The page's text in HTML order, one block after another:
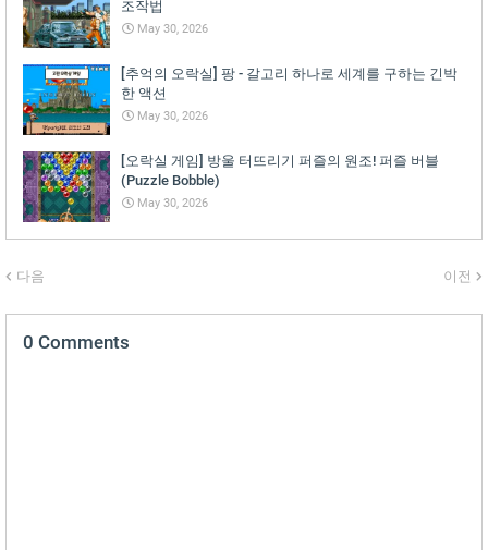
조작법
May 30, 2026
[추억의 오락실] 팡 - 갈고리 하나로 세계를 구하는 긴박
한 액션
May 30, 2026
[오락실 게임] 방울 터뜨리기 퍼즐의 원조! 퍼즐 버블
(Puzzle Bobble)
May 30, 2026
다음 이전
0 Comments